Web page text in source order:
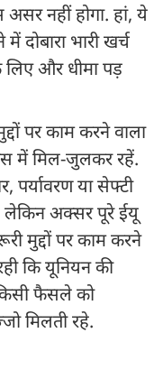
नहीं होगा. हां, ये
भारी खर्च
और धीमा पड़
पर काम करने वाला
में मिल-जुलकर रहें.
पर्यावरण या सेफ्टी
अक्सर पूरे ईयू
मुद्दों पर काम करने
कि यूनियन की
फैसले को
मिलती रहे.